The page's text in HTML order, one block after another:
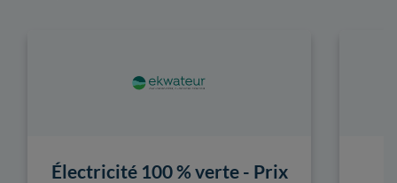
Électricité 100 % verte - Prix